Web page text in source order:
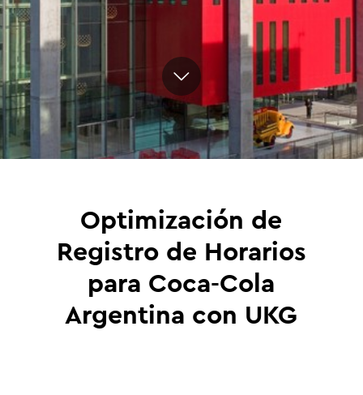
Optimización de
Registro de Horarios
para Coca-Cola
Argentina con UKG